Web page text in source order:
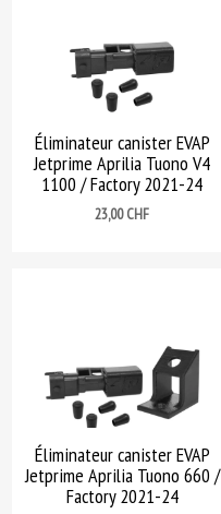
Éliminateur canister EVAP
Jetprime Aprilia Tuono V4
1100 / Factory 2021-24
Prix
23,00 CHF
Éliminateur canister EVAP
Jetprime Aprilia Tuono 660 /
Factory 2021-24